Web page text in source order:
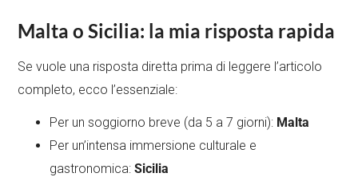
Malta o Sicilia: la mia risposta rapida
Se vuole una risposta diretta prima di leggere l’articolo
completo, ecco l’essenziale:
Per un soggiorno breve (da 5 a 7 giorni): Malta
Per un’intensa immersione culturale e
gastronomica:Sicilia